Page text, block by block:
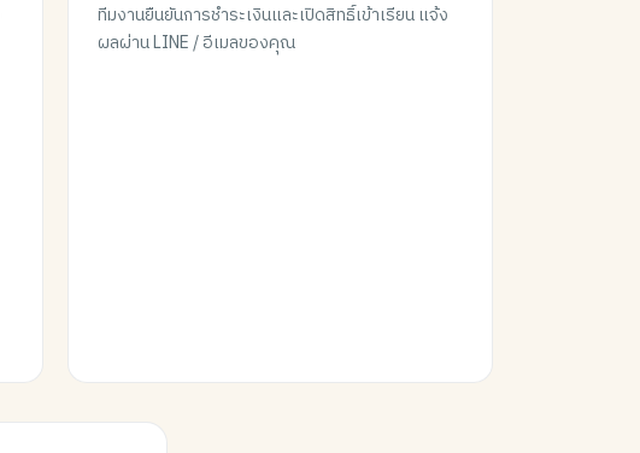
ทีมงานยืนยันการชำระเงินและเปิดสิทธิ์เข้าเรียน แจ้ง
ผลผ่าน LINE / อีเมลของคุณ